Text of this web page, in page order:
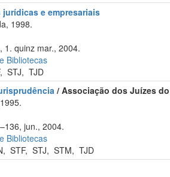
e empresariais
1998.
1. quinz mar., 2004.
Bibliotecas
,STJ,TJD
/ Associação dos Juízes
jun., 2004.
Bibliotecas
,STF,STJ,STM,TJD